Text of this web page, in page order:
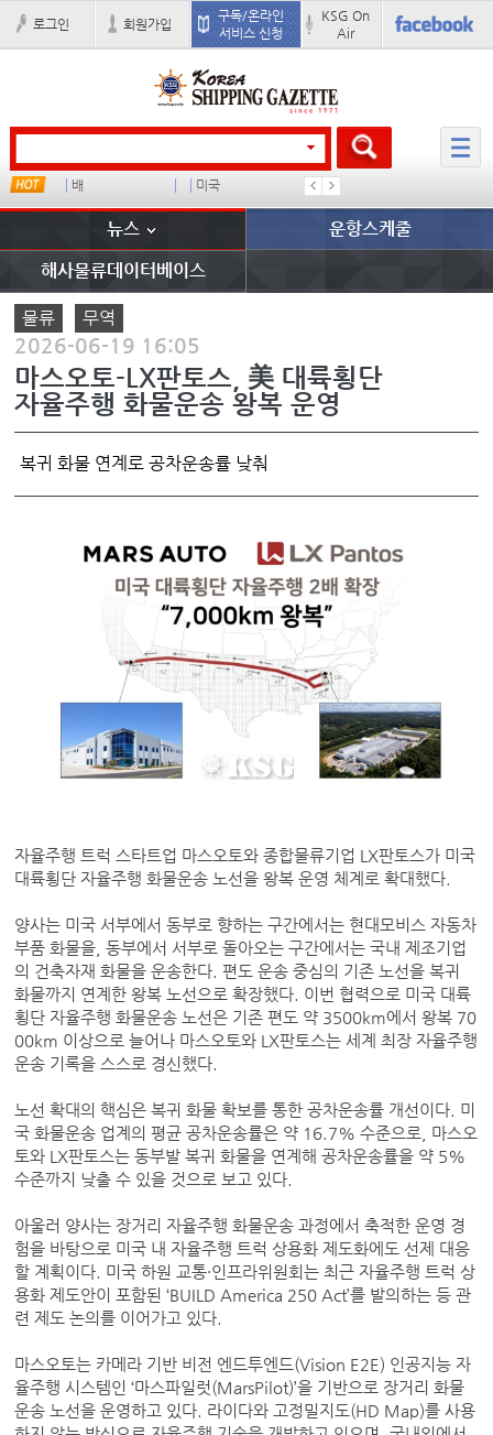
로그인 회원가입
구독/온라인
서비스 신청
KSG On
Air
배 미국 컨테이너 임대사
뉴스 운항스케줄
해사물류데이터베이스
물류 무역
2026-06-19 16:05
마스오토-LX판토스, 美 대륙횡단
자율주행 화물운송 왕복 운영
복귀 화물 연계로 공차운송률 낮춰
자율주행 트럭 스타트업 마스오토와 종합물류기업 LX판토스가 미국
대륙횡단 자율주행 화물운송 노선을 왕복 운영 체계로 확대했다.
양사는 미국 서부에서 동부로 향하는 구간에서는 현대모비스 자동차
부품 화물을, 동부에서 서부로 돌아오는 구간에서는 국내 제조기업
의 건축자재 화물을 운송한다. 편도 운송 중심의 기존 노선을 복귀
화물까지 연계한 왕복 노선으로 확장했다. 이번 협력으로 미국 대륙
횡단 자율주행 화물운송 노선은 기존 편도 약 3500km에서 왕복 70
00km 이상으로 늘어나 마스오토와 LX판토스는 세계 최장 자율주행
운송 기록을 스스로 경신했다.
노선 확대의 핵심은 복귀 화물 확보를 통한 공차운송률 개선이다. 미
국 화물운송 업계의 평균 공차운송률은 약 16.7% 수준으로, 마스오
토와 LX판토스는 동부발 복귀 화물을 연계해 공차운송률을 약 5%
수준까지 낮출 수 있을 것으로 보고 있다.
아울러 양사는 장거리 자율주행 화물운송 과정에서 축적한 운영 경
험을 바탕으로 미국 내 자율주행 트럭 상용화 제도화에도 선제 대응
할 계획이다. 미국 하원 교통·인프라위원회는 최근 자율주행 트럭 상
용화 제도안이 포함된 ‘BUILD America 250 Act’를 발의하는 등 관
련 제도 논의를 이어가고 있다.
마스오토는 카메라 기반 비전 엔드투엔드(Vision E2E) 인공지능 자
율주행 시스템인 ‘마스파일럿(MarsPilot)’을 기반으로 장거리 화물
운송 노선을 운영하고 있다. 라이다와 고정밀지도(HD Map)를 사용